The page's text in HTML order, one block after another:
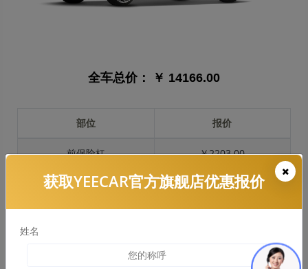
全车总价： ￥ 14166.00
部位 报价
前保险杠 ￥2203.00
引擎盖 ￥3059.00
左右两侧前叶子板 ￥2294.00
获取YEECAR官方旗舰店优惠报价
姓名